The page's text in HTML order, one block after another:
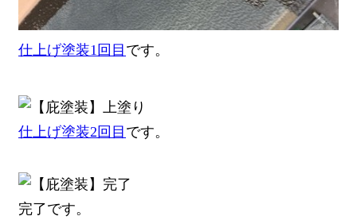
仕上げ塗装1回目 です。
仕上げ塗装2回目 です。
完了です。